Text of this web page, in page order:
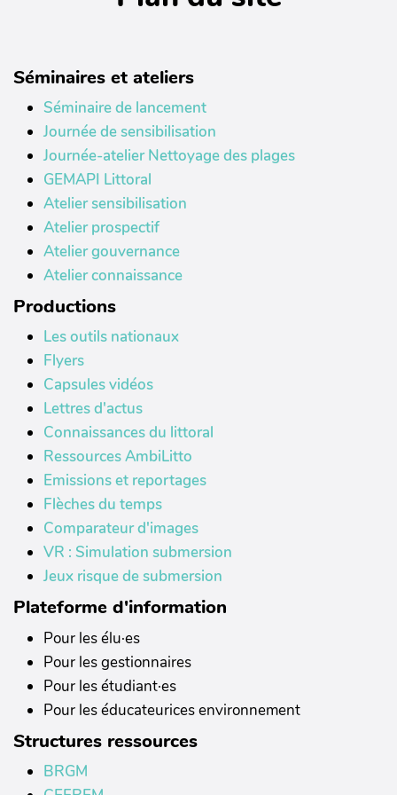
Séminaires et ateliers
Séminaire de lancement
Journée de sensibilisation
Journée-atelier Nettoyage des plages
GEMAPI Littoral
Atelier sensibilisation
Atelier prospectif
Atelier gouvernance
Atelier connaissance
Productions
Les outils nationaux
Flyers
Capsules vidéos
Lettres d'actus
Connaissances du littoral
Ressources AmbiLitto
Emissions et reportages
Flèches du temps
Comparateur d'images
VR : Simulation submersion
Jeux risque de submersion
Plateforme d'information
Pour les élu·es
Pour les gestionnaires
Pour les étudiant·es
Pour les éducateurices environnement
Structures ressources
BRGM